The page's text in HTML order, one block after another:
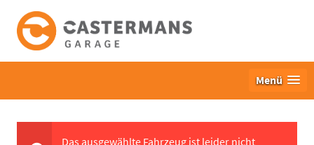
Menü
Das ausgewählte Fahrzeug ist leider nicht